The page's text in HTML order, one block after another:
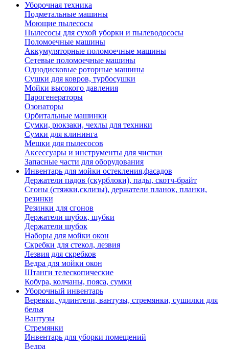
Уборочная техника
Подметальные машины
Моющие пылесосы
Пылесосы для сухой уборки и пылеводососы
Поломоечные машины
Аккумуляторные поломоечные машины
Сетевые поломоечные машины
Однодисковые роторные машины
Сушки для ковров, турбосушки
Мойки высокого давления
Парогенераторы
Озонаторы
Орбитальные машинки
Сумки, рюкзаки, чехлы для техники
Сумки для клининга
Мешки для пылесосов
Аксессуары и инструменты для чистки
Запасные части для оборудования
Инвентарь для мойки остекления,фасадов
Держатели падов (скурблоки), пады, скотч-брайт
Сгоны (стяжки,склизы), держатели планок, планки,
резинки
Резинки для сгонов
Держатели шубок, шубки
Держатели шубок
Наборы для мойки окон
Скребки для стекол, лезвия
Лезвия для скребков
Ведра для мойки окон
Штанги телескопические
Кобура, колчаны, пояса, сумки
Уборочный инвентарь
Веревки, удлинтели, вантузы, стремянки, сушилки для
белья
Вантузы
Стремянки
Инвентарь для уборки помещений
Ведра